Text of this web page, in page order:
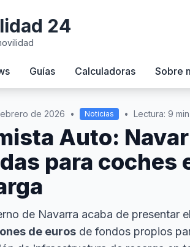
24
Guías Calculadoras Sobre
de 2026 • Noticias • Lectura: 9 min
Auto:
para coches
de Navarra acaba de presentar el
de euros de fondos propios